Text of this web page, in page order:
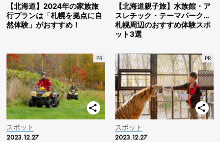
【北海道】2024年の家族旅
行プランは「札幌を拠点に自
然体験」がおすすめ！
【北海道親子旅】水族館・ア
スレチック・テーマパーク…
札幌周辺のおすすめ体験スポ
ット3選
スポット
2023.12.27
スポット
2023.12.27